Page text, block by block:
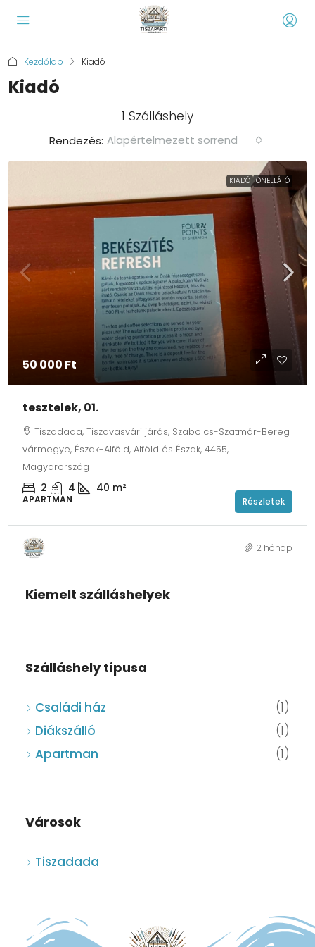
Kezdőlap Kiadó
Kiadó
1 Szálláshely
Rendezés: Alapértelmezett sorrend
KIADÓ ÖNELLÁTÓ
50 000 Ft
tesztelek, 01.
Tiszadada, Tiszavasvári járás, Szabolcs-Szatmár-Bereg
vármegye, Észak-Alföld, Alföld és Észak, 4455,
Magyarország
2 4 40 m²
APARTMAN Részletek
2 hónap
Kiemelt szálláshelyek
Szálláshely típusa
Családi ház
(1)
Diákszálló
(1)
Apartman
(1)
Városok
Tiszadada